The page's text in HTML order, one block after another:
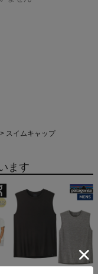
スイムキャップ
ます